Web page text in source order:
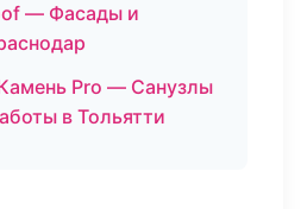
— Фасады и
Pro — Санузлы
в Тольятти